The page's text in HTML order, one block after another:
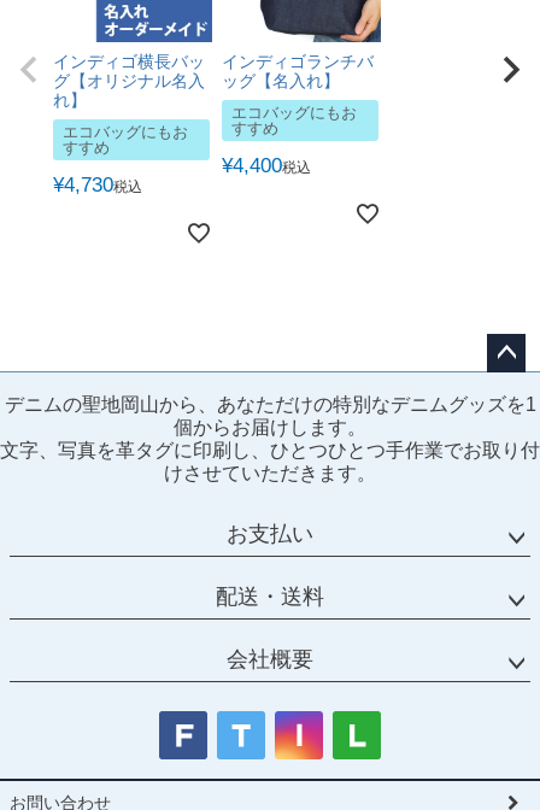
インディゴ横長バッ
グ【オリジナル名入
れ】
エコバッグにもお
すすめ
¥4,730税込
インディゴランチバ
ッグ【名入れ】
エコバッグにもお
すすめ
¥4,400税込
ジト
ップ
へ
デニムの聖地岡山から、あなただけの特別なデニムグッズを1
個からお届けします。
文字、写真を革タグに印刷し、ひとつひとつ手作業でお取り付
けさせていただきます。
お支払い
配送・送料
会社概要
お問い合わせ